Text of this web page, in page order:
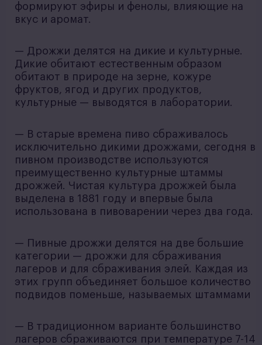
формируют эфиры и фенолы, влияющие на
вкус и аромат.
— Дрожжи делятся на дикие и культурные.
Дикие обитают естественным образом
обитают в природе на зерне, кожуре
фруктов, ягод и других продуктов,
культурные — выводятся в лаборатории.
— В старые времена пиво сбраживалось
исключительно дикими дрожжами, сегодня в
пивном производстве используются
преимущественно культурные штаммы
дрожжей. Чистая культура дрожжей была
выделена в 1881 году и впервые была
использована в пивоварении через два года.
— Пивные дрожжи делятся на две большие
категории — дрожжи для сбраживания
лагеров и для сбраживания элей. Каждая из
этих групп объединяет большое количество
подвидов поменьше, называемых штаммами
— В традиционном варианте большинство
лагеров сбраживаются при температуре 7-14